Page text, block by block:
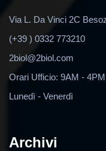
Via L. Da Vinci 2C
(+39 ) 0332 773210
2biol@2biol.com
Orari Ufficio: 9AM - 4PM
Lunedì - Venerdì
Archivi